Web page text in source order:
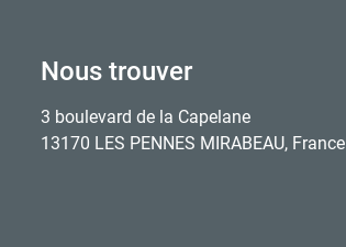
Nous trouver
3 boulevard de la Capelane
13170 LES PENNES MIRABEAU, France